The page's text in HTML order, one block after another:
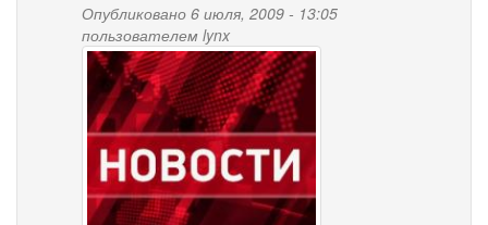
Опубликовано 6 июля, 2009 - 13:05
пользователем lynx
news-
palana.jpg